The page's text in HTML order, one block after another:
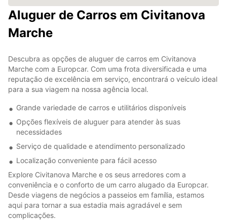
Aluguer de Carros em Civitanova
Marche
Descubra as opções de aluguer de carros em Civitanova
Marche com a Europcar. Com uma frota diversificada e uma
reputação de excelência em serviço, encontrará o veículo ideal
para a sua viagem na nossa agência local.
Grande variedade de carros e utilitários disponíveis
Opções flexíveis de aluguer para atender às suas
necessidades
Serviço de qualidade e atendimento personalizado
Localização conveniente para fácil acesso
Explore Civitanova Marche e os seus arredores com a
conveniência e o conforto de um carro alugado da Europcar.
Desde viagens de negócios a passeios em família, estamos
aqui para tornar a sua estadia mais agradável e sem
complicações.